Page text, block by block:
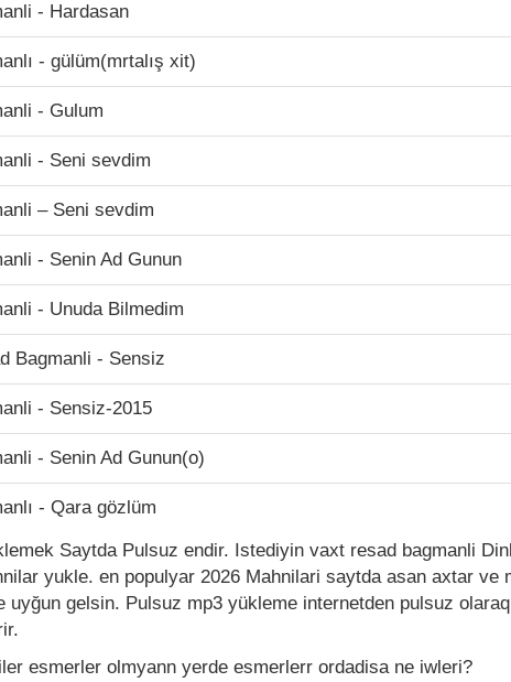
- Hardasan
- gülüm(mrtalış xit)
- Gulum
- Seni sevdim
– Seni sevdim
- Senin Ad Gunun
- Unuda Bilmedim
Bagmanli - Sensiz
- Sensiz-2015
- Senin Ad Gunun(o)
- Qara gözlüm
Saytda Pulsuz endir. Istediyin vaxt resad bagmanli
yukle. en populyar 2026 Mahnilari saytda asan axtar ve
uyğun gelsin. Pulsuz mp3 yükleme internetden pulsuz olaraq
esmerler olmyann yerde esmerlerr ordadisa ne iwleri?